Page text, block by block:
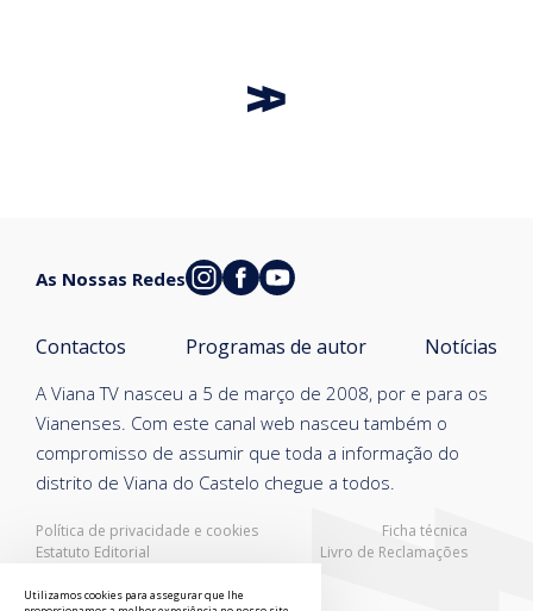
Política de privacidade e cookies
Ficha técnica
Estatuto Editorial
Livro de Reclamações
A Viana TV nasceu a 5 de março de 2008, por e para os
Vianenses. Com este canal web nasceu também o
compromisso de assumir que toda a informação do
distrito de Viana do Castelo chegue a todos.
Contactos Programas de autor Notícias
As Nossas Redes
Utilizamos cookies para assegurar que lhe